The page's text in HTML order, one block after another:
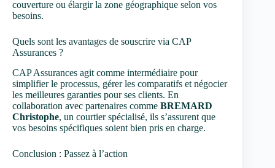
couverture ou élargir la zone géographique selon vos
besoins.
Quels sont les avantages de souscrire via CAP
Assurances ?
CAP Assurances agit comme intermédiaire pour
simplifier le processus, gérer les comparatifs et négocier
les meilleures garanties pour ses clients. En
collaboration avec partenaires comme BREMARD
Christophe, un courtier spécialisé, ils s’assurent que
vos besoins spécifiques soient bien pris en charge.
Conclusion : Passez à l’action